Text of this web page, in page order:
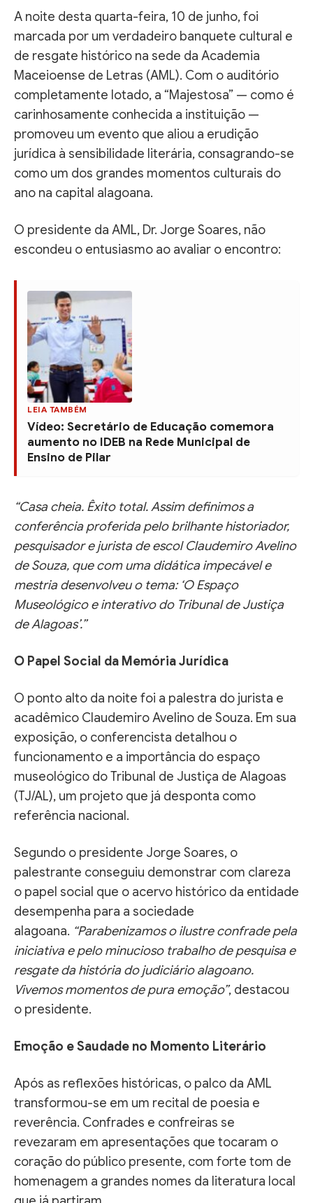
A noite desta quarta-feira, 10 de junho, foi
marcada por um verdadeiro banquete cultural e
de resgate histórico na sede da Academia
Maceioense de Letras (AML). Com o auditório
completamente lotado, a “Majestosa” — como é
carinhosamente conhecida a instituição —
promoveu um evento que aliou a erudição
jurídica à sensibilidade literária, consagrando-se
como um dos grandes momentos culturais do
ano na capital alagoana.
O presidente da AML, Dr. Jorge Soares, não
escondeu o entusiasmo ao avaliar o encontro:
LEIA TAMBÉM
Vídeo: Secretário de Educação comemora
aumento no IDEB na Rede Municipal de
Ensino de Pilar
“Casa cheia. Êxito total. Assim definimos a
conferência proferida pelo brilhante historiador,
pesquisador e jurista de escol Claudemiro Avelino
de Souza, que com uma didática impecável e
mestria desenvolveu o tema: ‘O Espaço
Museológico e interativo do Tribunal de Justiça
de Alagoas’.”
O Papel Social da Memória Jurídica
O ponto alto da noite foi a palestra do jurista e
acadêmico Claudemiro Avelino de Souza. Em sua
exposição, o conferencista detalhou o
funcionamento e a importância do espaço
museológico do Tribunal de Justiça de Alagoas
(TJ/AL), um projeto que já desponta como
referência nacional.
Segundo o presidente Jorge Soares, o
palestrante conseguiu demonstrar com clareza
o papel social que o acervo histórico da entidade
desempenha para a sociedade
alagoana. “Parabenizamos o ilustre confrade pela
iniciativa e pelo minucioso trabalho de pesquisa e
resgate da história do judiciário alagoano.
Vivemos momentos de pura emoção”, destacou
o presidente.
Emoção e Saudade no Momento Literário
Após as reflexões históricas, o palco da AML
transformou-se em um recital de poesia e
reverência. Confrades e confreiras se
revezaram em apresentações que tocaram o
coração do público presente, com forte tom de
homenagem a grandes nomes da literatura local